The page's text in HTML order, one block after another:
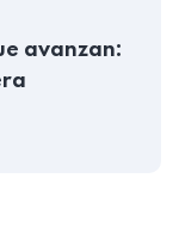
avanzan: